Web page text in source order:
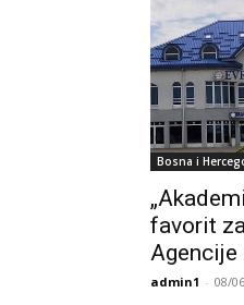
Bosna i
favorit
Agencije
admin1 - 08/